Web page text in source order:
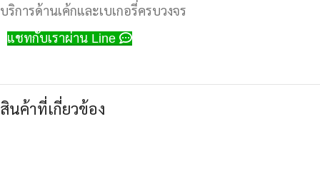
บริการด้านเค้กและเบเกอรี่ครบวงจร
แชทกับเราผ่าน Line
สินค้าที่เกี่ยวข้อง